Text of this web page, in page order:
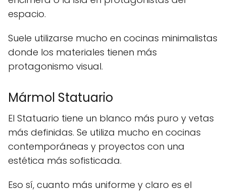
espacio.
Suele utilizarse mucho en cocinas minimalistas
donde los materiales tienen más
protagonismo visual.
Mármol Statuario
El Statuario tiene un blanco más puro y vetas
más definidas. Se utiliza mucho en cocinas
contemporáneas y proyectos con una
estética más sofisticada.
Eso sí, cuanto más uniforme y claro es el